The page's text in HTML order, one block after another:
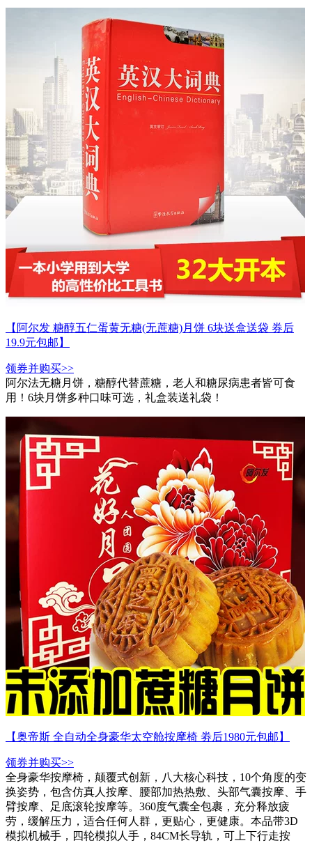
【阿尔发 糖醇五仁蛋黄无糖(无蔗糖)月饼 6块送盒送袋 券后
19.9元包邮】
领券并购买>>
阿尔法无糖月饼，糖醇代替蔗糖，老人和糖尿病患者皆可食
用！6块月饼多种口味可选，礼盒装送礼袋！
【奥帝斯 全自动全身豪华太空舱按摩椅 劵后1980元包邮】
领券并购买>>
全身豪华按摩椅，颠覆式创新，八大核心科技，10个角度的变
换姿势，包含仿真人按摩、腰部加热热敷、头部气囊按摩、手
臂按摩、足底滚轮按摩等。360度气囊全包裹，充分释放疲
劳，缓解压力，适合任何人群，更贴心，更健康。本品带3D
模拟机械手，四轮模拟人手，84CM长导轨，可上下行走按